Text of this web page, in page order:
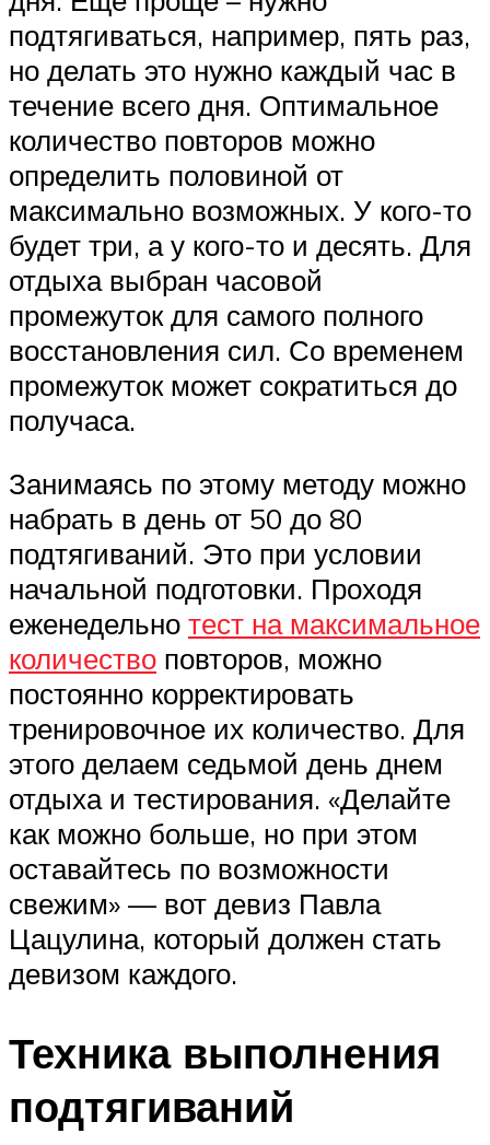
подтягиваться, например, пять раз,
но делать это нужно каждый час в
течение всего дня. Оптимальное
количество повторов можно
определить половиной от
максимально возможных. У кого-то
будет три, а у кого-то и десять. Для
отдыха выбран часовой
промежуток для самого полного
восстановления сил. Со временем
промежуток может сократиться до
получаса.
Занимаясь по этому методу можно
набрать в день от 50 до 80
подтягиваний. Это при условии
начальной подготовки. Проходя
еженедельно тест на максимальное
количество повторов, можно
постоянно корректировать
тренировочное их количество. Для
этого делаем седьмой день днем
отдыха и тестирования. «Делайте
как можно больше, но при этом
оставайтесь по возможности
свежим» — вот девиз Павла
Цацулина, который должен стать
девизом каждого.
Техника выполнения
подтягиваний